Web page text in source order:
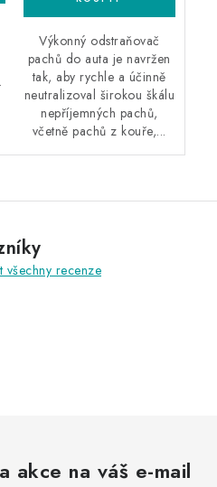
Výkonný odstraňovač
pachů do auta je navržen
tak, aby rychle a účinně
neutralizoval širokou škálu
nepříjemných pachů,
včetně pachů z kouře,...
všechny recenze
akce na váš e-mail